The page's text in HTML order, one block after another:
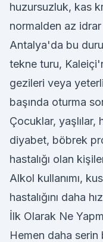
huzursuzluk, kas
normalden az
Antalya'da bu
tekne turu,
gezileri veya
başında oturma
Çocuklar, yaşlılar,
diyabet, böbrek
hastalığı olan
Alkol kullanımı,
hastalığını daha
İlk Olarak Ne
Hemen daha